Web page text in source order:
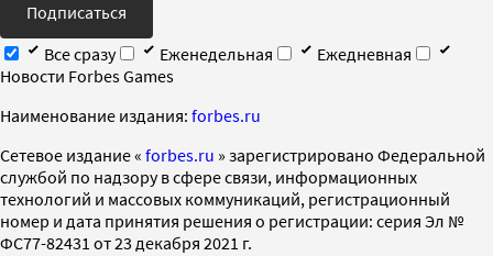
Подписаться
Все сразу
Еженедельная
Ежедневная
Новости Forbes Games
Наименование издания: forbes.ru
Cетевое издание « forbes.ru » зарегистрировано Федеральной
службой по надзору в сфере связи, информационных
технологий и массовых коммуникаций, регистрационный
номер и дата принятия решения о регистрации: серия Эл №
ФС77-82431 от 23 декабря 2021 г.